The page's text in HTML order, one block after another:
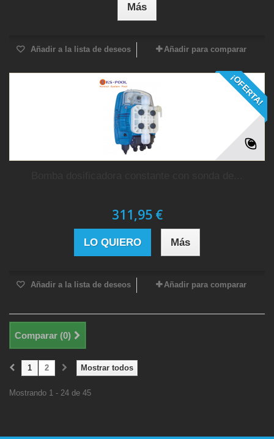
Más
Añadir a la lista de deseos Añadir para comparar
¡OFERTA!
311,95 €
LO QUIERO Más
Añadir a la lista de deseos Añadir para comparar
Comparar (0)
Mostrar todos
1 2
Mostrando 1 - 24 de 45